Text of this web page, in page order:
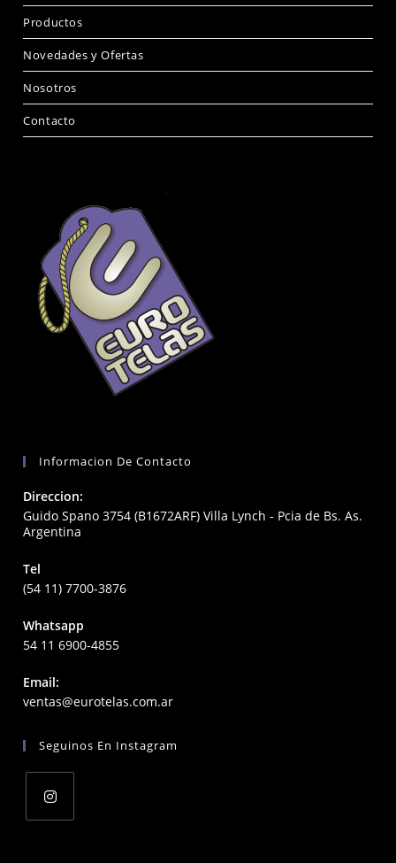
Productos
Novedades y Ofertas
Nosotros
Contacto
Informacion De Contacto
Direccion:
Guido Spano 3754 (B1672ARF) Villa Lynch - Pcia de Bs. As.
Argentina
Tel
(54 11) 7700-3876
Whatsapp
54 11 6900-4855
Email:
ventas@eurotelas.com.arOpens
application
Seguinos En Instagram